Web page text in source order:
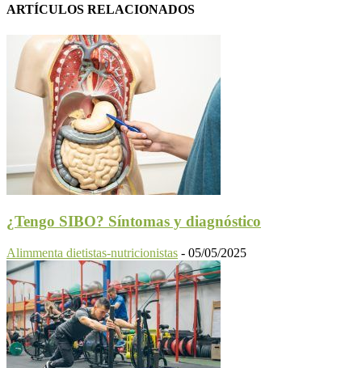
ARTÍCULOS RELACIONADOS
¿Tengo SIBO? Síntomas y diagnóstico
Alimmenta dietistas-nutricionistas - 05/05/2025